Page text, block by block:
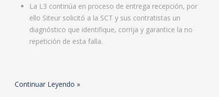
La L3 continúa en proceso de entrega recepción, por
ello Siteur solicitó a la SCT y sus contratistas un
diagnóstico que identifique, corrija y garantice la no
repetición de esta falla.
Continuar Leyendo